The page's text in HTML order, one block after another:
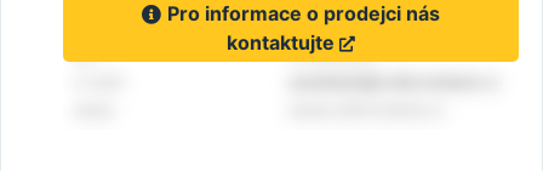
Pro informace o prodejci nás
kontaktujte